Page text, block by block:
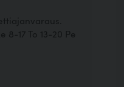
8-17 To 13-20 Pe